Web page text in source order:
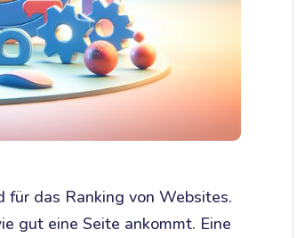
das Ranking von Websites.
gut eine Seite ankommt. Eine